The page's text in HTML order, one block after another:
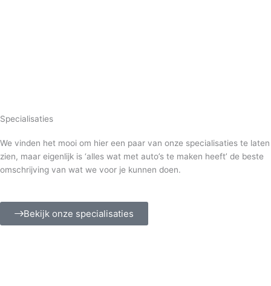
Specialisaties
We vinden het mooi om hier een paar van onze specialisaties te laten
zien, maar eigenlijk is ‘alles wat met auto’s te maken heeft’ de beste
omschrijving van wat we voor je kunnen doen.
Bekijk onze specialisaties